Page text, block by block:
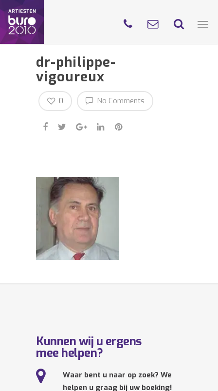
dr-philippe-
vigoureux
No Comments
0
Kunnen wij u ergens
mee helpen?
Waar bent u naar op zoek? We
helpen u graag bij uw boeking!